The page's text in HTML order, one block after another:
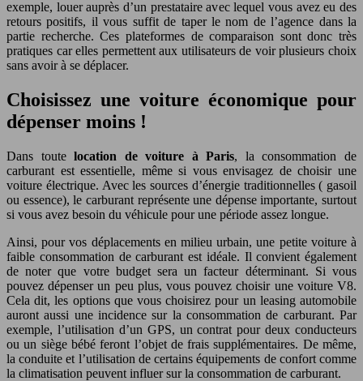
exemple, louer auprès d’un prestataire avec lequel vous avez eu des
retours positifs, il vous suffit de taper le nom de l’agence dans la
partie recherche. Ces plateformes de comparaison sont donc très
pratiques car elles permettent aux utilisateurs de voir plusieurs choix
sans avoir à se déplacer.
Choisissez une voiture économique pour
dépenser moins !
Dans toutelocation de voiture à Paris, la consommation de
carburant est essentielle, même si vous envisagez de choisir une
voiture électrique. Avec les sources d’énergie traditionnelles ( gasoil
ou essence), le carburant représente une dépense importante, surtout
si vous avez besoin du véhicule pour une période assez longue.
Ainsi, pour vos déplacements en milieu urbain, une petite voiture à
faible consommation de carburant est idéale. Il convient également
de noter que votre budget sera un facteur déterminant. Si vous
pouvez dépenser un peu plus, vous pouvez choisir une voiture V8.
Cela dit, les options que vous choisirez pour un leasing automobile
auront aussi une incidence sur la consommation de carburant. Par
exemple, l’utilisation d’un GPS, un contrat pour deux conducteurs
ou un siège bébé feront l’objet de frais supplémentaires. De même,
la conduite et l’utilisation de certains équipements de confort comme
la climatisation peuvent influer sur la consommation de carburant.